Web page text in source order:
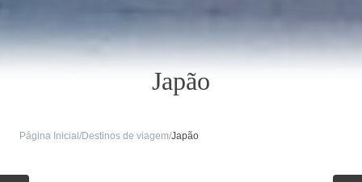
Japão
Página Inicial/Destinos de viagem/Japão